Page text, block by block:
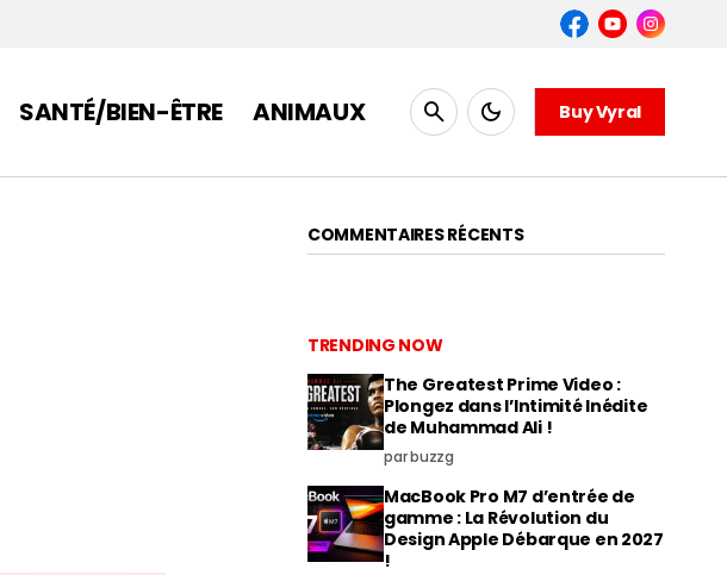
SANTÉ/BIEN-ÊTRE ANIMAUX Buy Vyral
COMMENTAIRES RÉCENTS
TRENDING NOW
The Greatest Prime Video :
Plongez dans l’Intimité Inédite
de Muhammad Ali !
par buzzg
MacBook Pro M7 d’entrée de
gamme : La Révolution du
Design Apple Débarque en 2027
!